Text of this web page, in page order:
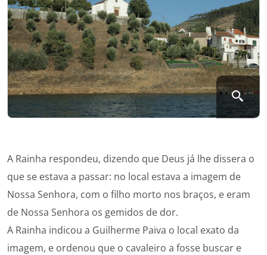
A Rainha respondeu, dizendo que Deus já lhe dissera o
que se estava a passar: no local estava a imagem de
Nossa Senhora, com o filho morto nos braços, e eram
de Nossa Senhora os gemidos de dor.
A Rainha indicou a Guilherme Paiva o local exato da
imagem, e ordenou que o cavaleiro a fosse buscar e